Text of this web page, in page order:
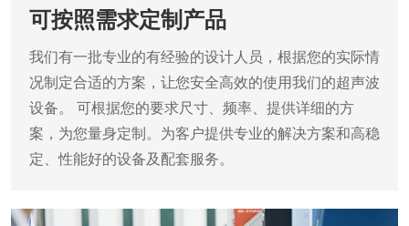
可按照需求定制产品
我们有一批专业的有经验的设计人员，根据您的实际情
况制定合适的方案，让您安全高效的使用我们的超声波
设备。
可根据您的要求尺寸、频率、提供详细的方
案，为您量身定制。为客户提供专业的解决方案和高稳
定、性能好的设备及配套服务。